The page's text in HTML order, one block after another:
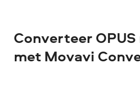
Converteer OPUS
met Movavi